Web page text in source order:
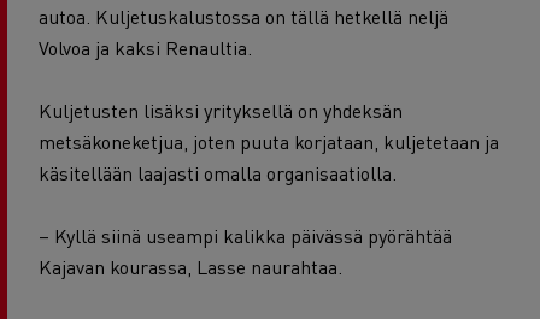
autoa. Kuljetuskalustossa on tällä hetkellä neljä
Volvoa ja kaksi Renaultia.
Kuljetusten lisäksi yrityksellä on yhdeksän
metsäkoneketjua, joten puuta korjataan, kuljetetaan ja
käsitellään laajasti omalla organisaatiolla.
– Kyllä siinä useampi kalikka päivässä pyörähtää
Kajavan kourassa, Lasse naurahtaa.